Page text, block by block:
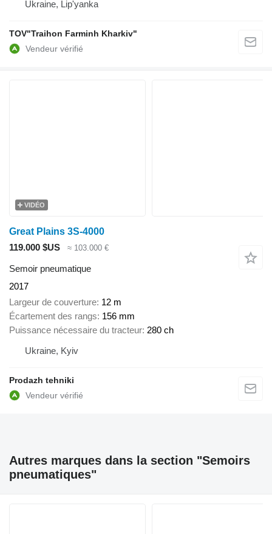
Ukraine, Lip'yanka
TOV"Traihon Farminh Kharkiv"
VIDÉO
Great Plains 3S-4000
119.000 $US
≈ 103.000 €
Semoir pneumatique
2017
Largeur de couverture 12 m
Écartement des rangs 156 mm
Puissance nécessaire du tracteur 280 ch
Ukraine, Kyiv
Prodazh tehniki
Autres marques dans la section "Semoirs
pneumatiques"